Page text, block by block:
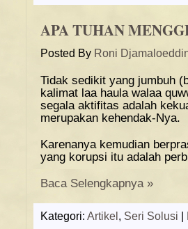
APA TUHAN
Posted By Roni
Tidak sedikit yang jumbuh
kalimat laa haula walaa
segala aktifitas adalah
merupakan kehendak-Nya.
Karenanya kemudian
yang korupsi itu adalah
Baca Selengkapnya »
Kategori: Artikel , Seri Solusi